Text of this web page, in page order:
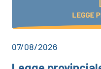
07/08/2026